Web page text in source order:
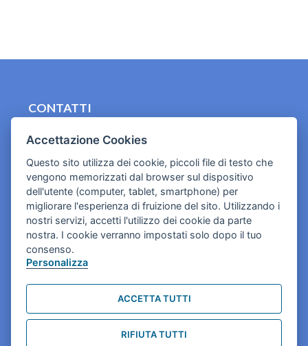
CONTATTI
Cookies e informativa privacy
Accettazione Cookies
Questo sito utilizza dei cookie, piccoli file di testo che
vengono memorizzati dal browser sul dispositivo
dell'utente (computer, tablet, smartphone) per
migliorare l'esperienza di fruizione del sito. Utilizzando i
nostri servizi, accetti l'utilizzo dei cookie da parte
nostra. I cookie verranno impostati solo dopo il tuo
consenso.
Personalizza
ACCETTA TUTTI
RIFIUTA TUTTI